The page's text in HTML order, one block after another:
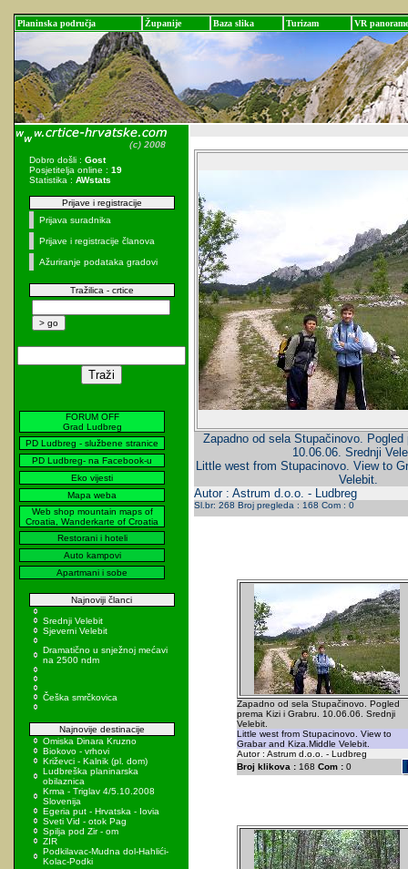
Planinska područja Županije Baza slika Turizam VR panorame
Dobro došli : Gost
Posjetitelja online : 19
Statistika : AWstats
Prijave i registracije
Prijava suradnika
Prijave i registracije članova
Ažuriranje podataka gradovi
Tražilica - crtice
FORUM OFF
Grad Ludbreg
PD Ludbreg - službene stranice
PD Ludbreg- na Facebook-u
Eko vijesti
Mapa weba
Web shop mountain maps of
Croatia, Wanderkarte of Croatia
Restorani i hoteli
Auto kampovi
Apartmani i sobe
Najnoviji članci
Srednji Velebit
Sjeverni Velebit
Dramatično u snježnoj mećavi
na 2500 ndm
Češka smrčkovica
Najnovije destinacije
Omiska Dinara Kruzno
Biokovo - vrhovi
Križevci - Kalnik (pl. dom)
Ludbreška planinarska
obilaznica
Krma - Triglav 4/5.10.2008
Slovenija
Egeria put - Hrvatska - Iovia
Sveti Vid - otok Pag
Spilja pod Zir - om
ZIR
Podkilavac-Mudna dol-Hahlići-
Kolac-Podki
Zapadno od sela Stupačinovo.
10.06.06. Srednji
Little west from Stupacinovo. View to
Velebit.
Autor : Astrum d.o.o. - Ludbreg
Sl.br: 268 Broj pregleda : 168 Com : 0
Zapadno od sela Stupačinovo. Pogled
prema Kizi i Grabru. 10.06.06. Srednji
Velebit.
Little west from Stupacinovo. View to
Grabar and Kiza.Middle Velebit.
Autor : Astrum d.o.o. - Ludbreg
Broj klikova :168 Com :0